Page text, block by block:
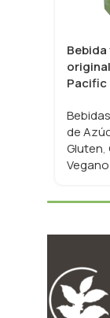
Pacific
de
Gluten,
Vegano